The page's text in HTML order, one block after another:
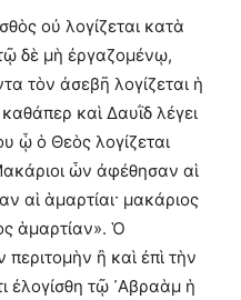
οὐ λογίζεται κατὰ
δὲ μὴ ἐργαζομένῳ,
τὸν ἀσεβῆ λογίζεται ἡ
καθάπερ καὶ Δαυῒδ λέγει
ᾧ ὁ Θεὸς λογίζεται
ὧν ἀφέθησαν αἱ
αἱ ἁμαρτίαι· μακάριος
ἁμαρτίαν». Ὁ
ἢ καὶ ἐπὶ τὴν
ἐλογίσθη τῷ ᾿Αβραὰμ ἡ